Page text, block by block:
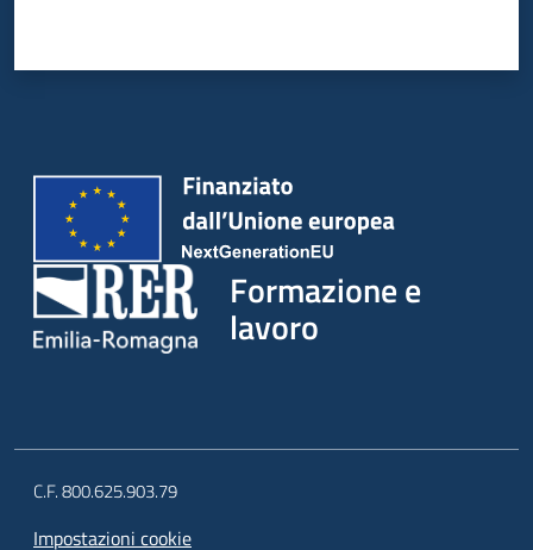
Formazione e
lavoro
C.F. 800.625.903.79
Impostazioni cookie